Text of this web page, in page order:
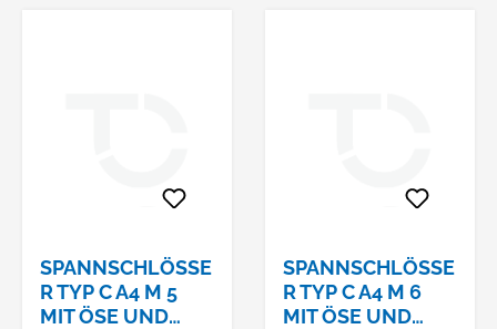
SPANNSCHLÖSSE
R TYP C A4 M 5
MIT ÖSE UND
SPANNSCHLÖSSE
R TYP C A4 M 6
MIT ÖSE UND